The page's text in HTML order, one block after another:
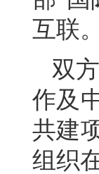
互联。
双
作及
共建
组织